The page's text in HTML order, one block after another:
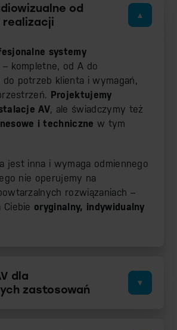
od
systemy
– kompletne, od A do
do potrzeb klienta i wymagań,
Projektujemy
AV, ale świadczymy też
i techniczne w tym
jest inna i wymaga odmiennego
nie operujemy na
rozwiązaniach –
oryginalny, indywidualny
dla
zastosowań